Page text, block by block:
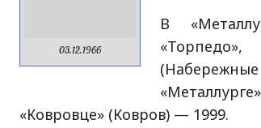
03.12.1966
В
«Ковровце» (Ковров) — 1999.